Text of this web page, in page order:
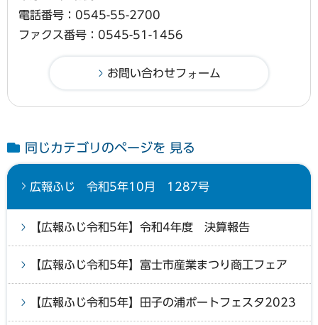
電話番号：0545-55-2700
ファクス番号：0545-51-1456
同じカテゴリのページを 見る
広報ふじ 令和5年10月 1287号
【広報ふじ令和5年】令和4年度 決算報告
【広報ふじ令和5年】富士市産業まつり商工フェア
【広報ふじ令和5年】田子の浦ポートフェスタ2023